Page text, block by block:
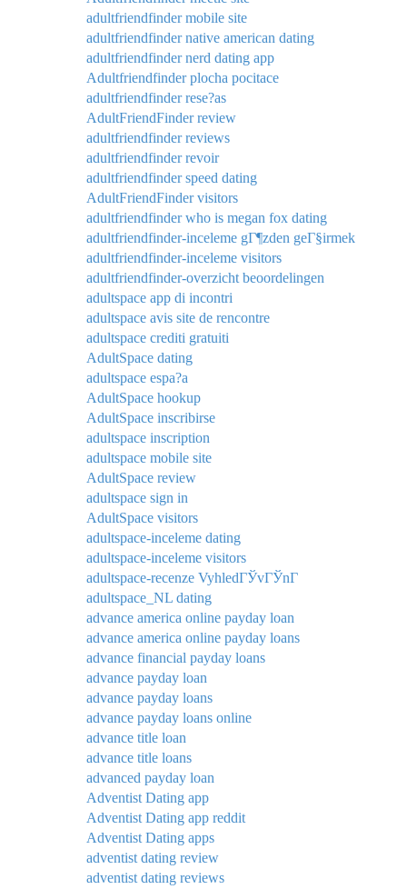
adultfriendfinder mobile site
adultfriendfinder native american dating
adultfriendfinder nerd dating app
Adultfriendfinder plocha pocitace
adultfriendfinder rese?as
AdultFriendFinder review
adultfriendfinder reviews
adultfriendfinder revoir
adultfriendfinder speed dating
AdultFriendFinder visitors
adultfriendfinder who is megan fox dating
adultfriendfinder-inceleme gГ¶zden geГ§irmek
adultfriendfinder-inceleme visitors
adultfriendfinder-overzicht beoordelingen
adultspace app di incontri
adultspace avis site de rencontre
adultspace crediti gratuiti
AdultSpace dating
adultspace espa?a
AdultSpace hookup
AdultSpace inscribirse
adultspace inscription
adultspace mobile site
AdultSpace review
adultspace sign in
AdultSpace visitors
adultspace-inceleme dating
adultspace-inceleme visitors
adultspace-recenze VyhledГЎvГЎnГ­
adultspace_NL dating
advance america online payday loan
advance america online payday loans
advance financial payday loans
advance payday loan
advance payday loans
advance payday loans online
advance title loan
advance title loans
advanced payday loan
Adventist Dating app
Adventist Dating app reddit
Adventist Dating apps
adventist dating review
adventist dating reviews